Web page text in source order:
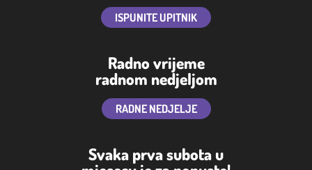
ISPUNITE UPITNIK
Radno vrijeme
radnom nedjeljom
RADNE NEDJELJE
Svaka prva subota u